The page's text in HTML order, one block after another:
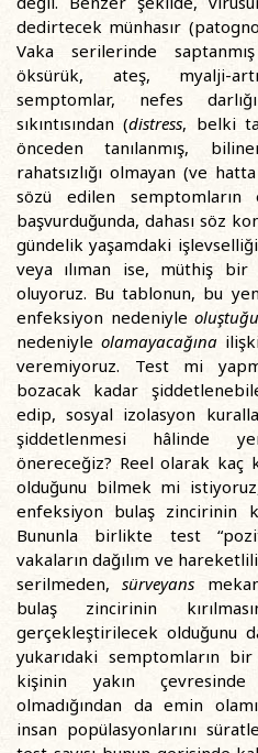
dedirtecek münhasır
Vaka serilerinde
öksürük, ateş, myalji-
semptomlar, nefes
sıkıntısından (distress, belki
önceden tanılanmış,
rahatsızlığı olmayan (ve
sözü edilen
başvurduğunda, dahası söz
gündelik yaşamdaki
veya ılıman ise, müthiş bir
oluyoruz. Bu tablonun, bu
enfeksiyon nedeniyle
nedeniyle olamayacağına
veremiyoruz. Test mi
bozacak kadar
edip, sosyal izolasyon
şiddetlenmesi hâlinde
önereceğiz? Reel olarak kaç
olduğunu bilmek mi
enfeksiyon bulaş zincirinin
Bununla birlikte test
vakaların dağılım ve
serilmeden,sürveyans
bulaş zincirinin
gerçekleştirilecek olduğunu
yukarıdaki semptomların
kişinin yakın
olmadığından da emin
insan popülasyonlarını